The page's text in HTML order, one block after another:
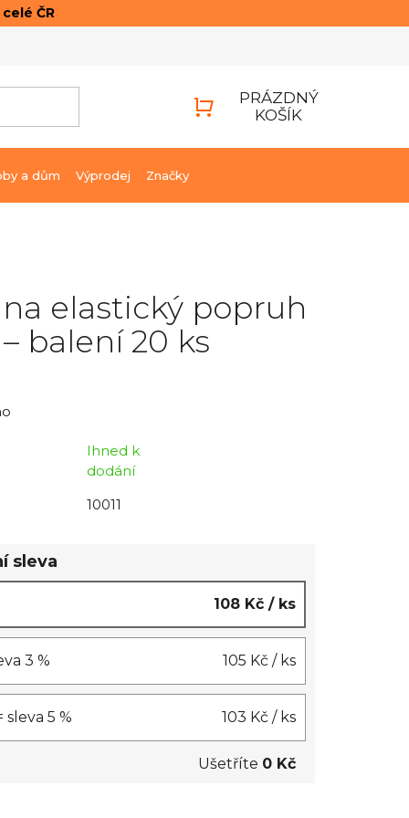
ČR
PRÁZDNÝ
KOŠÍK
a dům Výprodej Značky
elastický popruh
balení 20 ks
Ihned k
dodání
10011
sleva
108 Kč / ks
3 % 105 Kč / ks
sleva 5 % 103 Kč / ks
Ušetříte 0 Kč